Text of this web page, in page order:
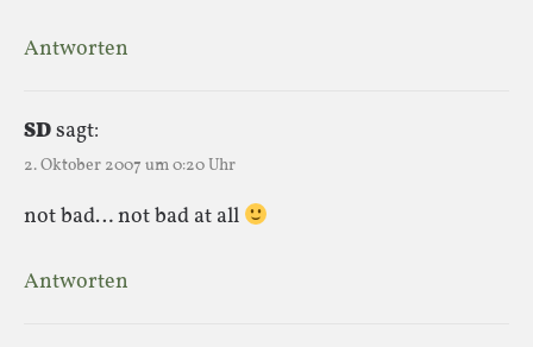
Antworten
SDsagt:
2. Oktober 2007 um 0:20 Uhr
not bad… not bad at all
Antworten